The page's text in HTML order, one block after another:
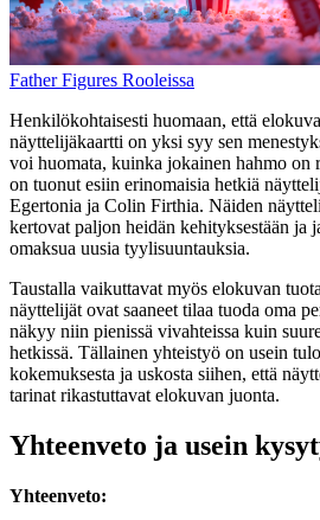
Father Figures Rooleissa
Henkilökohtaisesti huomaan, että
näyttelijäkaartti on yksi syy sen
voi huomata, kuinka jokainen hahmo on
on tuonut esiin erinomaisia hetkiä
Egertonia ja Colin Firthia. Näiden
kertovat paljon heidän kehityksestään ja
omaksua uusia tyylisuuntauksia.
Taustalla vaikuttavat myös elokuvan
näyttelijät ovat saaneet tilaa tuoda oma
näkyy niin pienissä vivahteissa kuin
hetkissä. Tällainen yhteistyö on usein
kokemuksesta ja uskosta siihen, että
tarinat rikastuttavat elokuvan juonta.
Yhteenveto ja usein
Yhteenveto: